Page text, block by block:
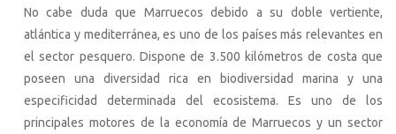
No cabe duda que Marruecos debido a su doble vertiente,
atlántica y mediterránea, es uno de los países más relevantes en
el sector pesquero. Dispone de 3.500 kilómetros de costa que
poseen una diversidad rica en biodiversidad marina y una
especificidad determinada del ecosistema. Es uno de los
principales motores de la economía de Marruecos y un sector